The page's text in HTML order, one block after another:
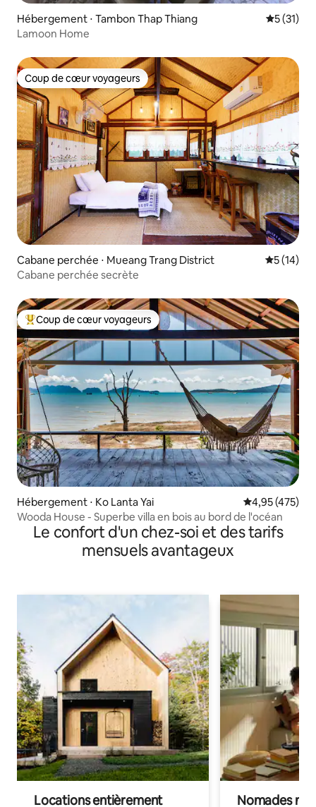
Hébergement ⋅ Tambon Thap Thiang
5 (31)
Lamoon Home
Coup de cœur voyageurs
Coup de cœur voyageurs
Cabane perchée ⋅ Mueang Trang District
5 (14)
Cabane perchée secrète
Coups de cœur voyageurs les plus appréciés
Coup de cœur voyageurs
Hébergement ⋅ Ko Lanta Yai Évaluation
4,95 (475)
Wooda House - Superbe villa en bois au bord de l'océan
Le confort d'un chez-soi et des tarifs
mensuels avantageux
Locations entièrement Nomades